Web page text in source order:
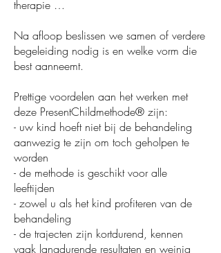
therapie …
Na afloop beslissen we samen of verdere
begeleiding nodig is en welke vorm die
best aanneemt.
Prettige voordelen aan het werken met
deze PresentChildmethode® zijn:
- uw kind hoeft niet bij de behandeling
aanwezig te zijn om toch geholpen te
worden
- de methode is geschikt voor alle
leeftijden
- zowel u als het kind profiteren van de
behandeling
- de trajecten zijn kortdurend, kennen
vaak langdurende resultaten en weinig